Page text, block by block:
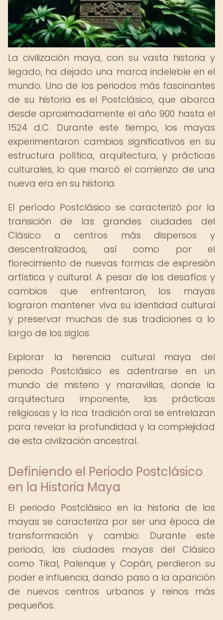
La civilización maya, con su vasta historia y
legado, ha dejado una marca indeleble en el
mundo. Uno de los periodos más fascinantes
de su historia es el Postclásico, que abarca
desde aproximadamente el año 900 hasta el
1524 d.C. Durante este tiempo, los mayas
experimentaron cambios significativos en su
estructura política, arquitectura, y prácticas
culturales, lo que marcó el comienzo de una
nueva era en su historia.
El período Postclásico se caracterizó por la
transición de las grandes ciudades del
Clásico a centros más dispersos y
descentralizados, así como por el
florecimiento de nuevas formas de expresión
artística y cultural. A pesar de los desafíos y
cambios que enfrentaron, los mayas
lograron mantener viva su identidad cultural
y preservar muchas de sus tradiciones a lo
largo de los siglos.
Explorar la herencia cultural maya del
periodo Postclásico es adentrarse en un
mundo de misterio y maravillas, donde la
arquitectura imponente, las prácticas
religiosas y la rica tradición oral se entrelazan
para revelar la profundidad y la complejidad
de esta civilización ancestral.
Definiendo el Periodo Postclásico
en la Historia Maya
El periodo Postclásico en la historia de los
mayas se caracteriza por ser una época de
transformación y cambio. Durante este
periodo, las ciudades mayas del Clásico
como Tikal, Palenque y Copán, perdieron su
poder e influencia, dando paso a la aparición
de nuevos centros urbanos y reinos más
pequeños.